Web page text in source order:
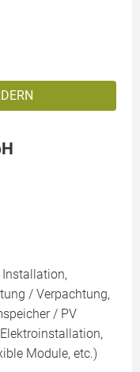
Installation,
/ Verpachtung,
/ PV
Module, etc.)